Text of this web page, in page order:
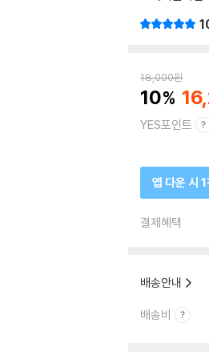
18,000원
10
YES포인트
앱 다운 시
결제혜택
배송안내
배송비